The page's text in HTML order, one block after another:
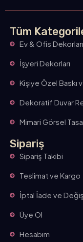
Tüm
Ev & Ofis Dekorları
İşyeri Dekorları
Kişiye Özel Baskı
Dekoratif Duvar
Mimari Görsel
Sipariş
Sipariş Takibi
Teslimat ve Kargo
İptal İade ve
Üye Ol
Hesabım